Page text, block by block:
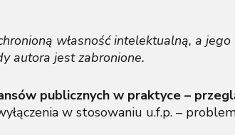
własność intelektualną, a
autora jest zabronione.
publicznych w praktyce –
w stosowaniu u.f.p. –